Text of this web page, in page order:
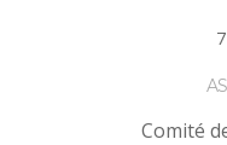
Comité